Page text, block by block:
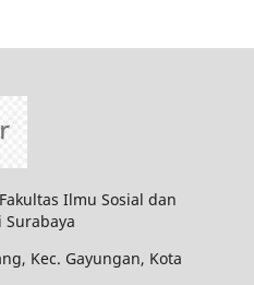
Ilmu Sosial dan
Kec. Gayungan, Kota